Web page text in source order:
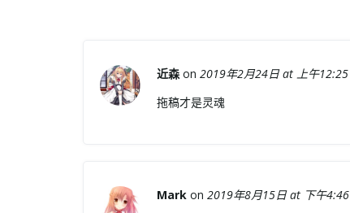
近森on 2019年2月24日 at 上午12:25
拖稿才是灵魂
Markon 2019年8月15日 at 下午4:46